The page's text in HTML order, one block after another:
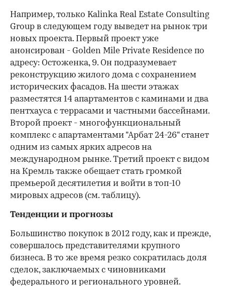
Например, только Kalinka Real Estate Consulting
Group в следующем году выведет на рынок три
новых проекта. Первый проект уже
анонсирован - Golden Mile Private Residence по
адресу: Остоженка, 9. Он подразумевает
реконструкцию жилого дома с сохранением
исторических фасадов. На шести этажах
разместятся 14 апартаментов с каминами и два
пентхауса с террасами и частными бассейнами.
Второй проект - многофункциональный
комплекс с апартаментами "Арбат 24-26" станет
одним из самых ярких адресов на
международном рынке. Третий проект с видом
на Кремль также обещает стать громкой
премьерой десятилетия и войти в топ-10
мировых адресов (см. таблицу).
Тенденции и прогнозы
Большинство покупок в 2012 году, как и прежде,
совершалось представителями крупного
бизнеса. В то же время резко сократилась доля
сделок, заключаемых с чиновниками
федерального и регионального уровней.